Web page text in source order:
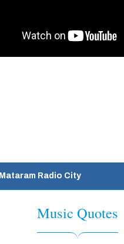
Mataram Radio City
Music Quotes